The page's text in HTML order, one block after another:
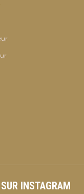
INSTAGRAM